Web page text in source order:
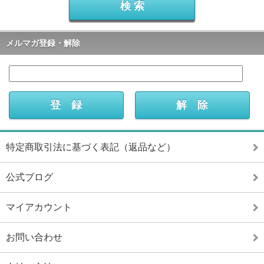
メルマガ登録・解除
特定商取引法に基づく表記（返品など）
公式ブログ
マイアカウント
お問い合わせ